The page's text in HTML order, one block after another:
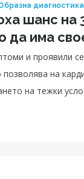
диагностика
шанс на
да има
и проявили
на
на тежки